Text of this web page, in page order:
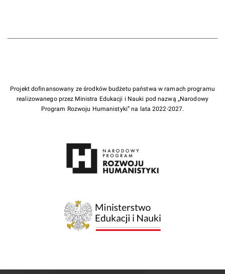
Projekt dofinansowany ze środków budżetu państwa w ramach programu
realizowanego przez Ministra Edukacji i Nauki pod nazwą „Narodowy
Program Rozwoju Humanistyki” na lata 2022-2027.